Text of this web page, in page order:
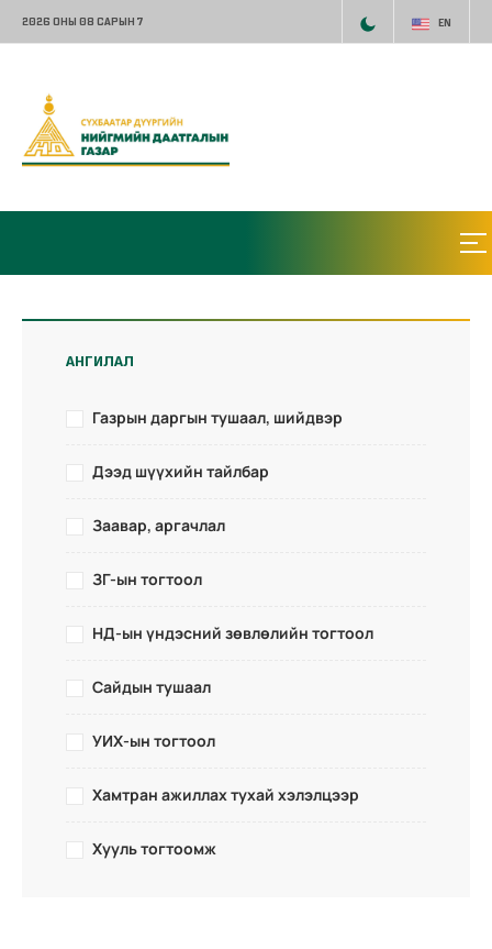
2026 ОНЫ 08 САРЫН 7 EN
АНГИЛАЛ
Газрын даргын тушаал, шийдвэр
Дээд шүүхийн тайлбар
Заавар, аргачлал
ЗГ-ын тогтоол
НД-ын үндэсний зөвлөлийн тогтоол
Сайдын тушаал
УИХ-ын тогтоол
Хамтран ажиллах тухай хэлэлцээр
Хууль тогтоомж